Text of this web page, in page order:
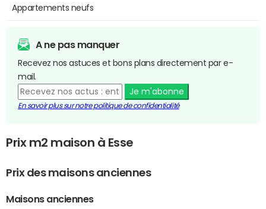
Appartements neufs
A ne pas manquer
Recevez nos astuces et bons plans directement par e-
mail.
Je m'abonne
En savoir plus sur notre politique de confidentialité
Prix m2 maison à Esse
Prix des maisons anciennes
Maisons anciennes